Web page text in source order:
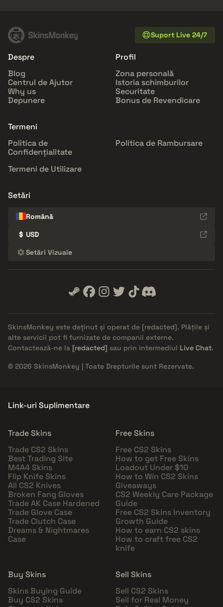
Suport Live 24/7
Despre
Blog
Centrul de Ajutor
Why us
Depunere
Profil
Zona personală
Istoria schimburilor
Securitate
Bonus de Revendicare
Termeni
Politica de
Confidențialitate
Politica de Rambursare
Termeni de Utilizare
Setări
Română
$ USD
Setări Vizuale
SkinsMonkey este deținut și operat de [redacted]. Plățile și
alte servicii pot fi furnizate de companii externe.
Contactează-ne la [redacted] sau prin intermediul Live Chat.
© 2026 SkinsMonkey | Toate Drepturile sunt Rezervate.
Link-uri Suplimentare
Trade Skins
Trade CS2 Skins
Best Trading Site
M4A4 Skins
Flip Knife Skins
All CS2 Knives
Broken Fang Gloves
Trade AK Case Hardened
Trade Glove Case
Trade Clutch Case
Dreams & Nightmares
Case
Free Skins
Free CS2 Skins
How to get Free Skins
Loadout Under $10
How to Win CS2 Skins
Giveaways
CS2 Weekly Care Package
Guide
Free CS2 Skins Inventory
Growth Guide
How to earn CS2 skins
How to craft free CS2
knife
Buy Skins
Skins Buying Guide
Buy CS2 Skins
Sell Skins
Sell CS2 Skins
Sell for Real Money